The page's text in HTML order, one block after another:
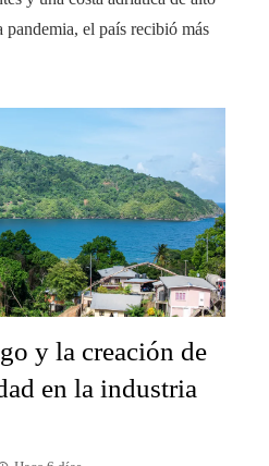
el país recibió más
y la creación de
en la industria